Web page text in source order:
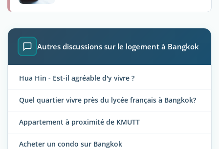
Autres discussions sur le logement à Bangkok
Hua Hin - Est-il agréable d'y vivre ?
Quel quartier vivre près du lycée français à Bangkok?
Appartement à proximité de KMUTT
Acheter un condo sur Bangkok